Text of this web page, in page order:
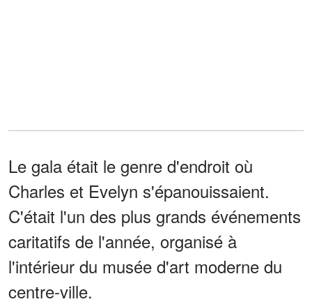
Le gala était le genre d'endroit où
Charles et Evelyn s'épanouissaient.
C'était l'un des plus grands événements
caritatifs de l'année, organisé à
l'intérieur du musée d'art moderne du
centre-ville.